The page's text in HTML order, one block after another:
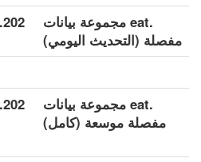
.eat مجموعة بيانات
مفصلة (التحديث اليومي)
.eat مجموعة بيانات
مفصلة موسعة (كامل)